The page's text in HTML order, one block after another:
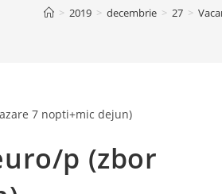
> 2019 > decembrie > 27 >
p (zbor